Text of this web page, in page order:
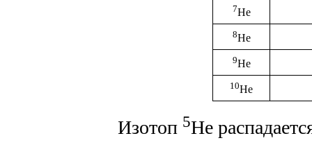
7He
8He
9He
10He
Изотоп 5He